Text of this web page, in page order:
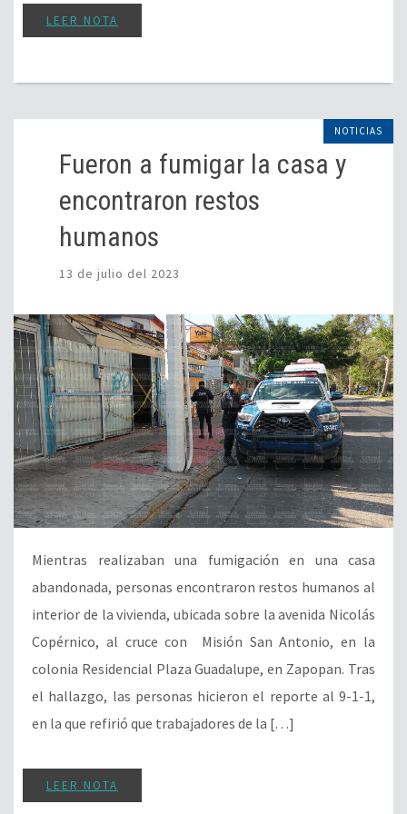
LEER NOTA
NOTICIAS
Fueron a fumigar la casa y
encontraron restos
humanos
13 de julio del 2023
Mientras realizaban una fumigación en una casa
abandonada, personas encontraron restos humanos al
interior de la vivienda, ubicada sobre la avenida Nicolás
Copérnico, al cruce con Misión San Antonio, en la
colonia Residencial Plaza Guadalupe, en Zapopan. Tras
el hallazgo, las personas hicieron el reporte al 9-1-1,
en la que refirió que trabajadores de la […]
LEER NOTA